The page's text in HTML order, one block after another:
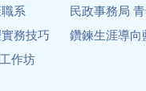
系
務技巧
作坊
民政事務局
鑽鍊生涯導向